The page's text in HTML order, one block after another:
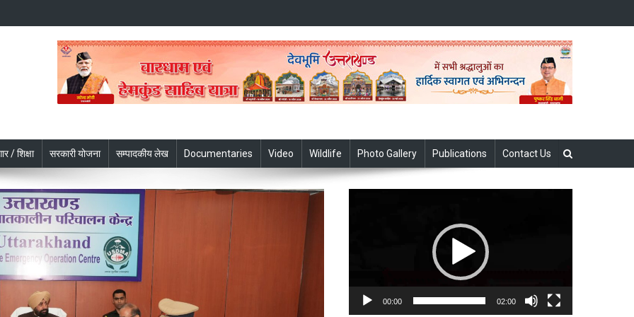
/ शिक्षा सरकारी योजना सम्पादकीय लेख Documentaries Video Wildlife Photo Gallery Publications Contact Us
00:00 02:00